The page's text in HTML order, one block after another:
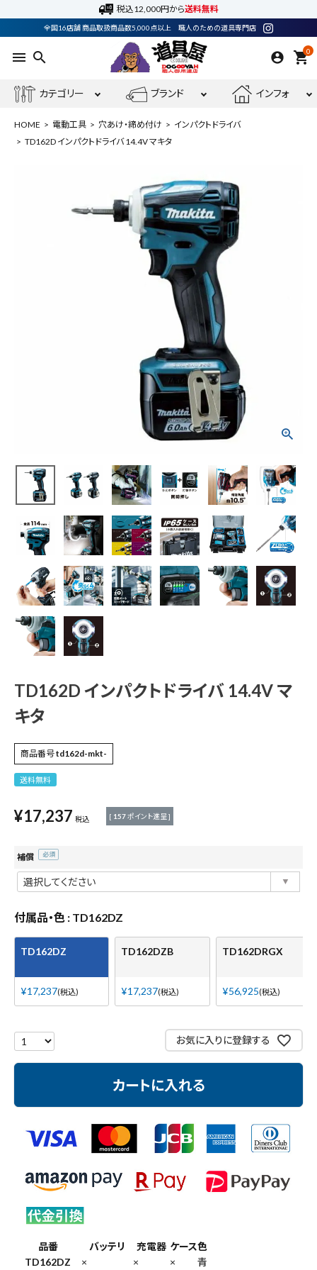
税込12,000円から送料無料
全国16店舗 商品取扱商品数5,000点以上 職人のための道具専門店
menu search 0
shopping_cart
カテゴリー ブランド インフォ
person 会員登録
最近閲覧した商品
エアー工具・機械工具
先端工具
作業工具・大工道具
収納・腰袋・ワーク用品
HOME 電動工具 穴あけ・締め付け
インパクトドライバ
TD162D インパクトドライバ 14.4V マキタ
TD162D インパクトドライバ 14.4V マ
キタ
商品番号td162d-mkt-
送料無料
¥17,237 税込 [ 157ポイント進呈 ]
補償
須)
付属品・色 TD162DZ
TD162DZ
¥17,237 税込
TD162DZB
¥17,237 税込
TD162DRGX
¥56,925 税込
お気に入りに登録する
カートに入れる
品番 バッテリ 充電器 ケース色
TD162DZ
× × ×
青